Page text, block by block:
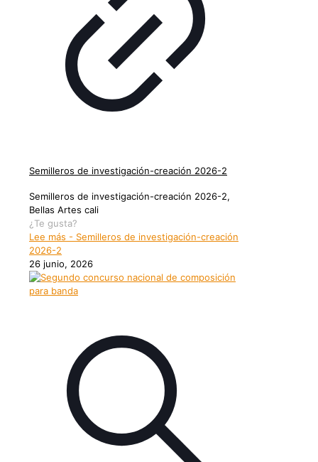
Semilleros de investigación-creación 2026-2
Semilleros de investigación-creación 2026-2,
Bellas Artes cali
¿Te gusta?
Lee más - Semilleros de investigación-creación
2026-2
26 junio, 2026